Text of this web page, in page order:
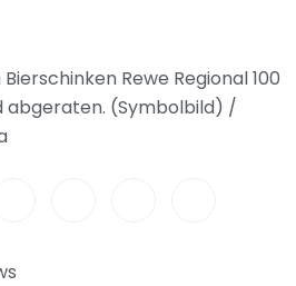
Rewe Regional 100
abgeraten. (Symbolbild) /